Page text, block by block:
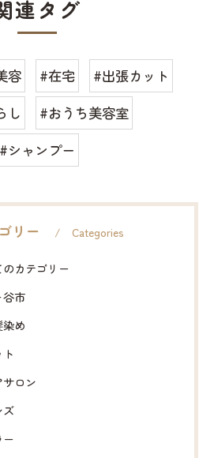
連タグ
容 #在宅
#出張カット
し
#おうち美容室
#シャンプー
リー Categories
カテゴリー
谷市
染め
サロン
ズ
ー